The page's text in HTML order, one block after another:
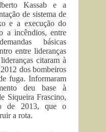
Kassab e a
de sistema de
e a execução do
a incêndios, entre
básicas
entre lideranças
citaram à
dos bombeiros
fuga. Informaram
deu base à
Siqueira Frascino,
de 2013, que o
a rota.